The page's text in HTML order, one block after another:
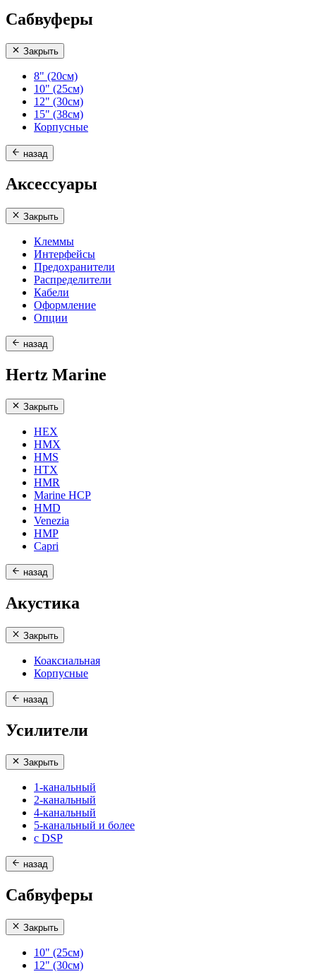
Сабвуферы
Закрыть
8" (20см)
10" (25см)
12" (30см)
15" (38см)
Корпусные
назад
Аксессуары
Закрыть
Клеммы
Интерфейсы
Предохранители
Распределители
Кабели
Оформление
Опции
назад
Hertz Marine
Закрыть
HEX
HMX
HMS
HTX
HMR
Marine HCP
HMD
Venezia
HMP
Capri
назад
Акустика
Закрыть
Коаксиальная
Корпусные
назад
Усилители
Закрыть
1-канальный
2-канальный
4-канальный
5-канальный и более
с DSP
назад
Сабвуферы
Закрыть
10" (25см)
12" (30см)